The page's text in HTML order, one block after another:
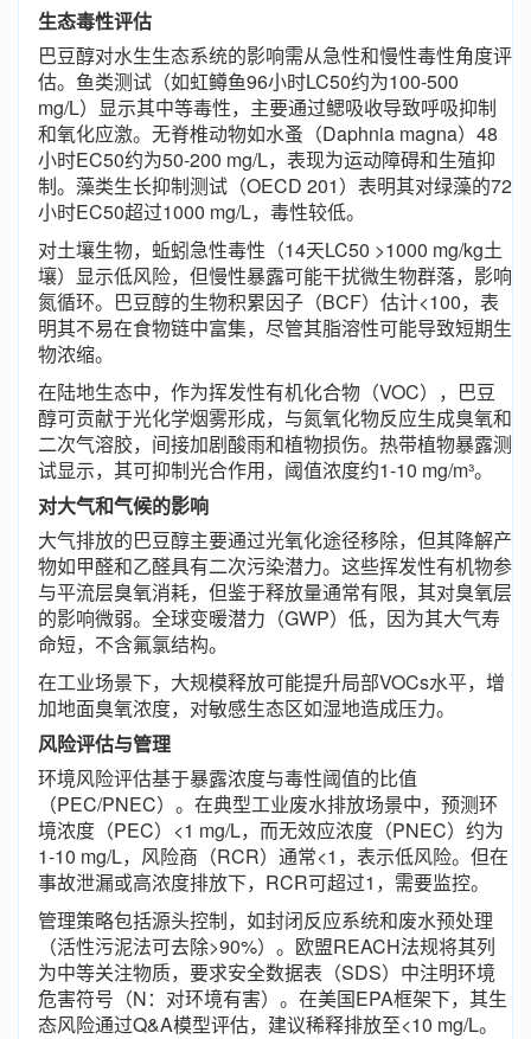
生态毒性评估
巴豆醇对水生生态系统的影响需从急性和慢性毒性角度评
估。鱼类测试（如虹鳟鱼96小时LC50约为100-500
mg/L）显示其中等毒性，主要通过鳃吸收导致呼吸抑制
和氧化应激。无脊椎动物如水蚤（Daphnia magna）48
小时EC50约为50-200 mg/L，表现为运动障碍和生殖抑
制。藻类生长抑制测试（OECD 201）表明其对绿藻的72
小时EC50超过1000 mg/L，毒性较低。
对土壤生物，蚯蚓急性毒性（14天LC50 >1000 mg/kg土
壤）显示低风险，但慢性暴露可能干扰微生物群落，影响
氮循环。巴豆醇的生物积累因子（BCF）估计<100，表
明其不易在食物链中富集，尽管其脂溶性可能导致短期生
物浓缩。
在陆地生态中，作为挥发性有机化合物（VOC），巴豆
醇可贡献于光化学烟雾形成，与氮氧化物反应生成臭氧和
二次气溶胶，间接加剧酸雨和植物损伤。热带植物暴露测
试显示，其可抑制光合作用，阈值浓度约1-10 mg/m³。
对大气和气候的影响
大气排放的巴豆醇主要通过光氧化途径移除，但其降解产
物如甲醛和乙醛具有二次污染潜力。这些挥发性有机物参
与平流层臭氧消耗，但鉴于释放量通常有限，其对臭氧层
的影响微弱。全球变暖潜力（GWP）低，因为其大气寿
命短，不含氟氯结构。
在工业场景下，大规模释放可能提升局部VOCs水平，增
加地面臭氧浓度，对敏感生态区如湿地造成压力。
风险评估与管理
环境风险评估基于暴露浓度与毒性阈值的比值
（PEC/PNEC）。在典型工业废水排放场景中，预测环
境浓度（PEC）<1 mg/L，而无效应浓度（PNEC）约为
1-10 mg/L，风险商（RCR）通常<1，表示低风险。但在
事故泄漏或高浓度排放下，RCR可超过1，需要监控。
管理策略包括源头控制，如封闭反应系统和废水预处理
（活性污泥法可去除>90%）。欧盟REACH法规将其列
为中等关注物质，要求安全数据表（SDS）中注明环境
危害符号（N：对环境有害）。在美国EPA框架下，其生
态风险通过Q&A模型评估，建议稀释排放至<10 mg/L。